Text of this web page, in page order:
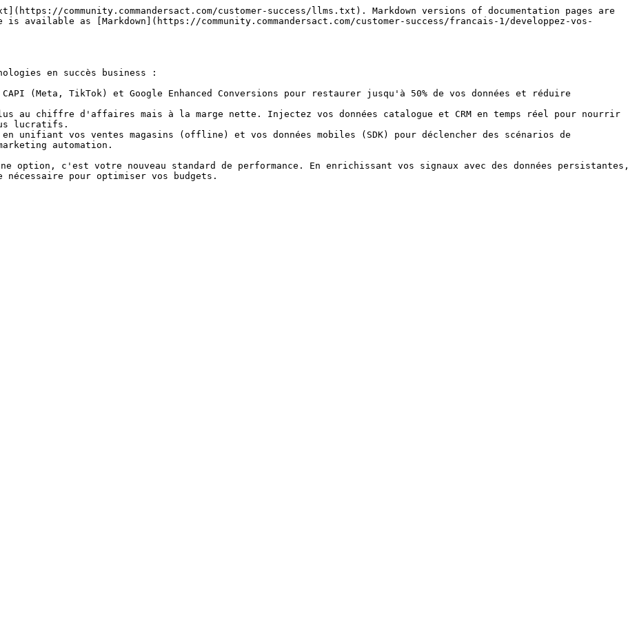
community.commandersact.com/customer-success/llms.txt). Markdown versions of documentation pages are
available as [Markdown](https://community.commandersact.com/customer-success/francais-1/developpez-vos-
en succès business :
(Meta, TikTok) et Google Enhanced Conversions pour restaurer jusqu'à 50% de vos données et réduire
au chiffre d'affaires mais à la marge nette. Injectez vos données catalogue et CRM en temps réel pour nourrir
lucratifs.
vos ventes magasins (offline) et vos données mobiles (SDK) pour déclencher des scénarios de
automation.
c'est votre nouveau standard de performance. En enrichissant vos signaux avec des données persistantes,